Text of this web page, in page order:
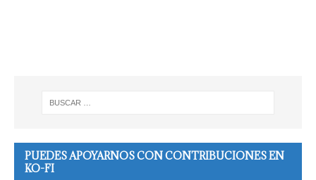
PUEDES APOYARNOS CON CONTRIBUCIONES EN
KO-FI